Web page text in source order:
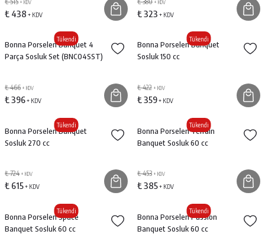
+ KDV
₺ 438 + KDV
+ KDV
₺ 323 + KDV
Tükendi
Bonna Porselen Banquet 4
Parça Sosluk Set (BNC04SST)
₺ 466 + KDV
₺ 396+ KDV
Tükendi
Bonna Porselen Banquet
Sosluk 150 cc
₺ 422 + KDV
₺ 359+ KDV
Tükendi
Bonna Porselen Banquet
Sosluk 270 cc
₺ 724 + KDV
₺ 615+ KDV
Tükendi
Bonna Porselen Terrain
Banquet Sosluk 60 cc
₺ 453 + KDV
₺ 385+ KDV
Tükendi
Bonna Porselen Space
Banquet Sosluk 60 cc
Tükendi
Bonna Porselen Passion
Banquet Sosluk 60 cc